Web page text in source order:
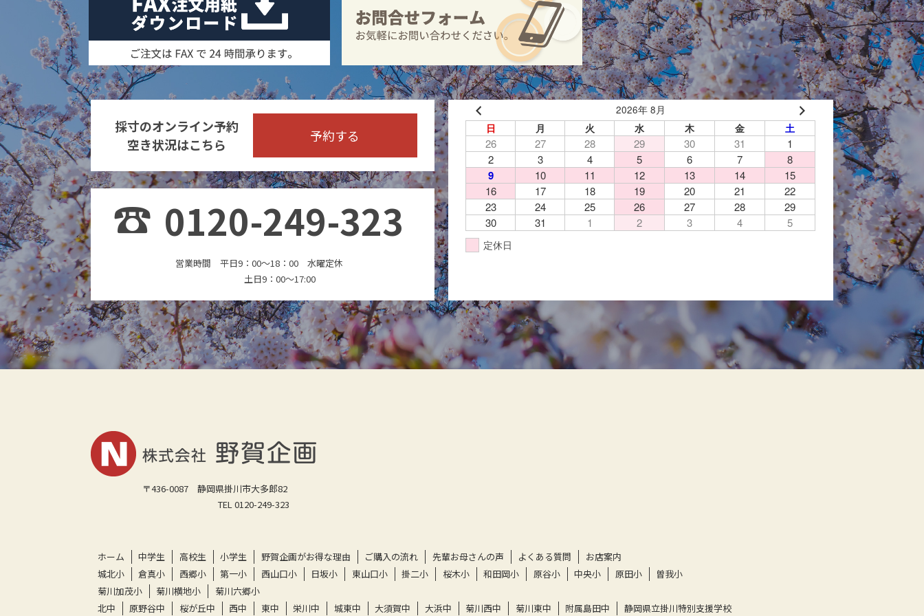
採寸のオンライン予約
空き状況はこちら
予約する
0120-249-323
営業時間 平日9：00～18：00 水曜定休
土日9：00～17:00
2026年 8月
日
月 火 水 木 金 土
26 27 28 29 30 31
1
2
3 4 5 6 7 8
9 10 11 12 13 14
15
16
17 18 19 20 21
22
23
24 25 26 27 28
29
30
31 1 2 3 4 5
定休日
〒436-0087 静岡県掛川市大多郎82
TEL 0120-249-323
ホーム 中学生 高校生 小学生 野賀企画がお得な理由 ご購入の流れ 先輩お母さんの声 よくある質問
お店案内
城北小
倉真小 西郷小 第一小 西山口小 日坂小 東山口小 掛二小 桜木小 和田岡小 原谷小 中央小 原田小
曽我小
菊川加茂小
菊川横地小
菊川六郷小
北中
原野谷中 桜が丘中 西中 東中 栄川中 城東中 大須賀中 大浜中 菊川西中 菊川東中 附属島田中 静岡県立掛川特別支援学校